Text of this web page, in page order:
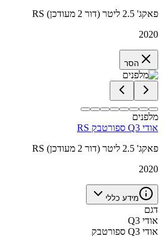
RS פאקג' 2.5 ליטר (דור 2 מעודכן)
2020
הסר
מלפנים
אודי Q3 ספורטבק RS
RS פאקג' 2.5 ליטר (דור 2 מעודכן)
2020
מידע כללי
דגם
אודי Q3
אודי Q3 ספורטבק